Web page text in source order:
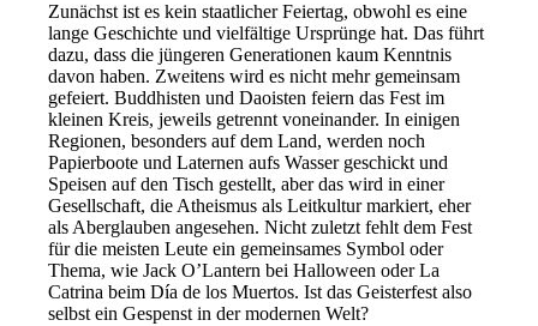
Zunächst ist es kein staatlicher Feiertag, obwohl es eine
lange Geschichte und vielfältige Ursprünge hat. Das führt
dazu, dass die jüngeren Generationen kaum Kenntnis
davon haben. Zweitens wird es nicht mehr gemeinsam
gefeiert. Buddhisten und Daoisten feiern das Fest im
kleinen Kreis, jeweils getrennt voneinander. In einigen
Regionen, besonders auf dem Land, werden noch
Papierboote und Laternen aufs Wasser geschickt und
Speisen auf den Tisch gestellt, aber das wird in einer
Gesellschaft, die Atheismus als Leitkultur markiert, eher
als Aberglauben angesehen. Nicht zuletzt fehlt dem Fest
für die meisten Leute ein gemeinsames Symbol oder
Thema, wie Jack O’Lantern bei Halloween oder La
Catrina beim Día de los Muertos. Ist das Geisterfest also
selbst ein Gespenst in der modernen Welt?